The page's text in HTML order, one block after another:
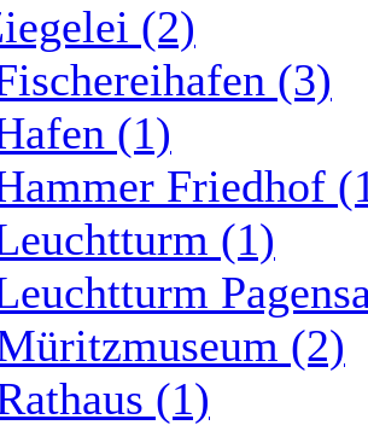
(2)
(3)
(1)
Friedhof
(1)
(2)
(1)